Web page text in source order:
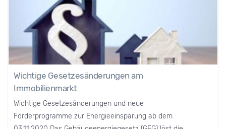
Wichtige Gesetzesänderungen am
Immobilienmarkt
Wichtige Gesetzesänderungen und neue
Förderprogramme zur Energieeinsparung ab dem